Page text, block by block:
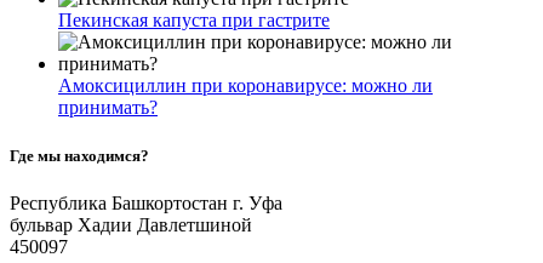
Пекинская капуста при гастрите
Амоксициллин при коронавирусе: можно ли
принимать?
Где мы находимся?
Республика Башкортостан г. Уфа
бульвар Хадии Давлетшиной
450097